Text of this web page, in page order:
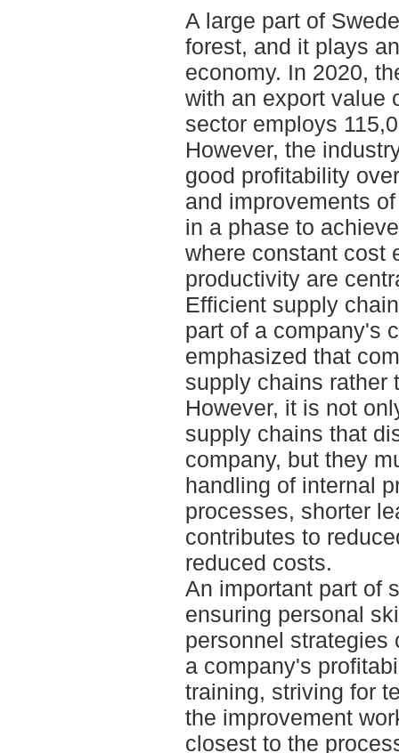
A large part of
forest, and it plays
economy. In 2020,
with an export value
sector employs
However, the
good profitability
and improvements
in a phase to
where constant cost
productivity are
Efficient supply
part of a company's
emphasized that
supply chains rather
However, it is not
supply chains that
company, but they
handling of internal
processes, shorter
contributes to
reduced costs.
An important part of
ensuring personal
personnel strategies
a company's
training, striving for
the improvement
closest to the